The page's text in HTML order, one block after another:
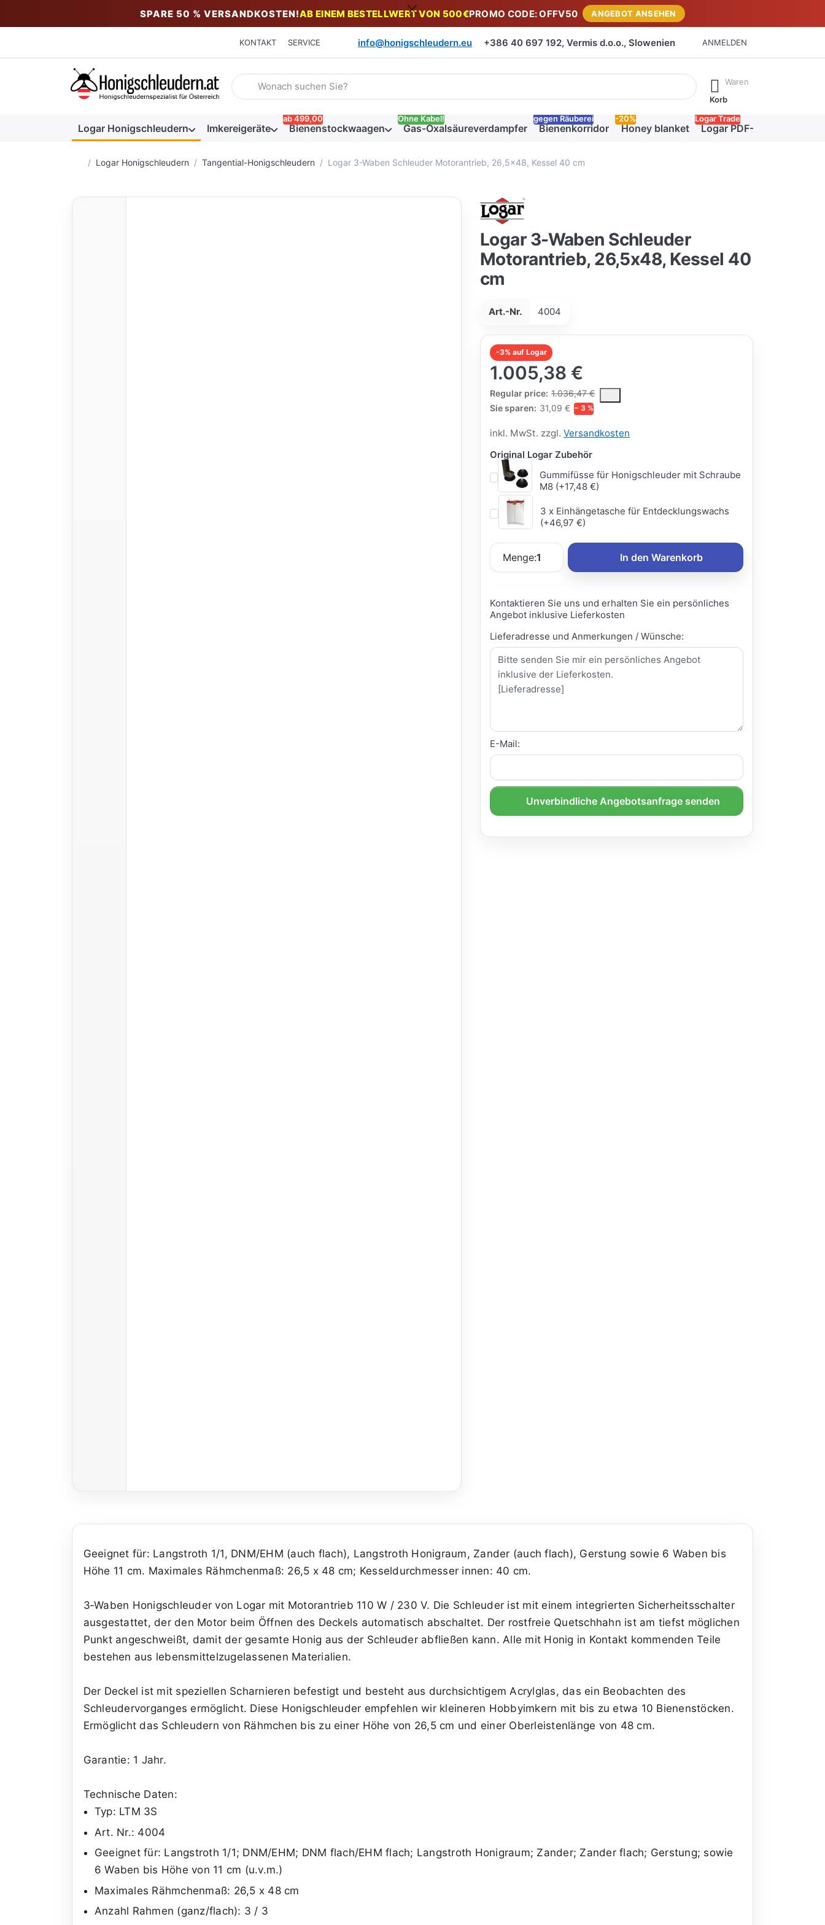
SPARE 50 % VERSANDKOSTEN!AB EINEM BESTELLWERT VON 500€PROMO CODE: OFFV50 ANGEBOT ANSEHEN
KONTAKT SERVICE info@honigschleudern.eu +386 40 697 192, Vermis d.o.o., Slowenien ANMELDEN
Geben Sie einen Suchbegriff ein. Während Sie tippen, erscheinen automatisch erste Ergebnisse. Drücken Sie die Eingabetaste, um alle
Waren
Korb
Logar Honigschleudern Imkereigeräte Bienenstockwaagen
ab 499,00
Gas-Oxalsäureverdampfer
Ohne Kabel!
Bienenkorridor
gegen Räuberei
Honey blanket
-20%
Logar PDF-Katalog
Logar Trade
Startseite
Logar Honigschleudern Tangential-Honigschleudern Logar 3-Waben Schleuder Motorantrieb, 26,5x48, Kessel 40 cm
Logar 3-Waben Schleuder
Motorantrieb, 26,5x48, Kessel 40
cm
Art.-Nr. 4004
-3% auf Logar
1.005,38 €
Regular price: 1.036,47 €
The Regular Price is the median selling price paid by customers for a product,
Sie sparen: 31,09 € − 3 %
inkl. MwSt. zzgl.Versandkosten
Original Logar Zubehör
Gummifüsse für Honigschleuder mit Schraube
M8 (+17,48 €)
3 x Einhängetasche für Entdecklungswachs
(+46,97 €)
Menge:1 In den Warenkorb
Kontaktieren Sie uns und erhalten Sie ein persönliches
Angebot inklusive Lieferkosten
Lieferadresse und Anmerkungen / Wünsche:
E-Mail:
Unverbindliche Angebotsanfrage senden
Geeignet für: Langstroth 1/1, DNM/EHM (auch flach), Langstroth Honigraum, Zander (auch flach), Gerstung sowie 6 Waben bis
Höhe 11 cm. Maximales Rähmchenmaß: 26,5 x 48 cm; Kesseldurchmesser innen: 40 cm.
3‑Waben Honigschleuder von Logar mit Motorantrieb 110 W / 230 V. Die Schleuder ist mit einem integrierten Sicherheitsschalter
ausgestattet, der den Motor beim Öffnen des Deckels automatisch abschaltet. Der rostfreie Quetschhahn ist am tiefst möglichen
Punkt angeschweißt, damit der gesamte Honig aus der Schleuder abfließen kann. Alle mit Honig in Kontakt kommenden Teile
bestehen aus lebensmittelzugelassenen Materialien.
Der Deckel ist mit speziellen Scharnieren befestigt und besteht aus durchsichtigem Acrylglas, das ein Beobachten des
Schleudervorganges ermöglicht. Diese Honigschleuder empfehlen wir kleineren Hobbyimkern mit bis zu etwa 10 Bienenstöcken.
Ermöglicht das Schleudern von Rähmchen bis zu einer Höhe von 26,5 cm und einer Oberleistenlänge von 48 cm.
Garantie: 1 Jahr.
Technische Daten:
Typ: LTM 3S
Art. Nr.: 4004
Geeignet für: Langstroth 1/1; DNM/EHM; DNM flach/EHM flach; Langstroth Honigraum; Zander; Zander flach; Gerstung; sowie
6 Waben bis Höhe von 11 cm (u.v.m.)
Maximales Rähmchenmaß: 26,5 x 48 cm
Anzahl Rahmen (ganz/flach): 3 / 3